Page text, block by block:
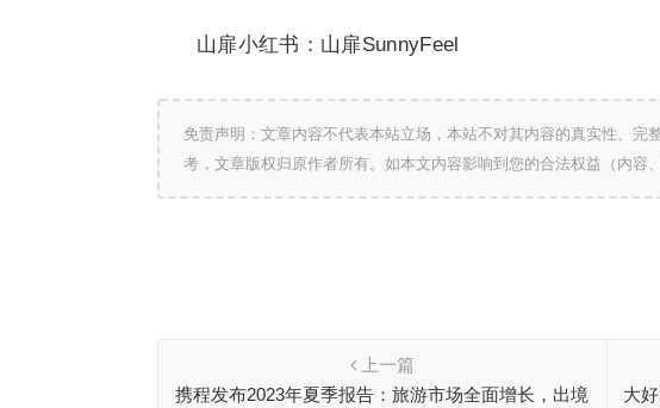
山扉小红书：山扉SunnyFeel
免责声明：文章内容不代表本站立场，本站不对其内容的真实性、完
考，文章版权归原作者所有。如本文内容影响到您的合法权益（内容
上一篇
携程发布2023年夏季报告：旅游市场全面增长，出境
大